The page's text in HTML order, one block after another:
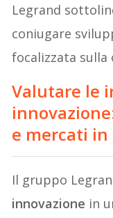
Legrand
coniugare
focalizzata sulla
Valutare le
e mercati
Il gruppo
innovazione in